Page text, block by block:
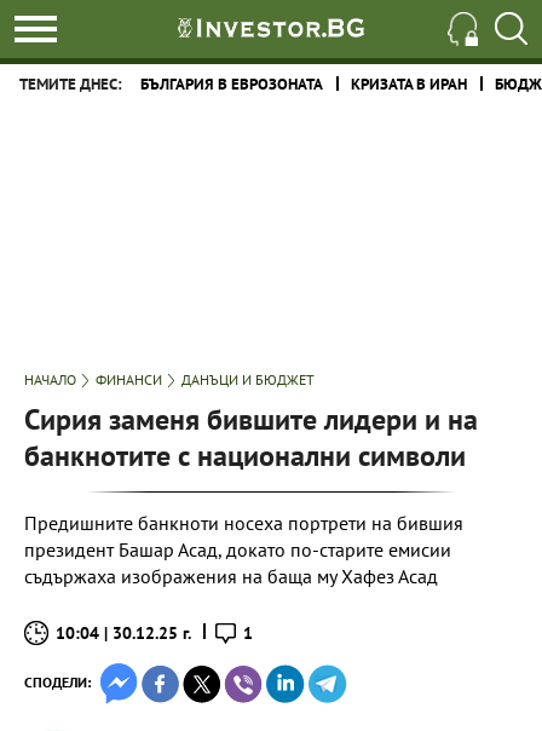
ТЕМИТЕ ДНЕС: БЪЛГАРИЯ В ЕВРОЗОНАТА КРИЗАТА В ИРАН
НАЧАЛО ФИНАНСИ ДАНЪЦИ И БЮДЖЕТ
Сирия заменя бившите лидери и на
банкнотите с национални символи
Предишните банкноти носеха портрети на бившия
президент Башар Асад, докато по-старите емисии
съдържаха изображения на баща му Хафез Асад
10:04 | 30.12.25 г. 1
СПОДЕЛИ: